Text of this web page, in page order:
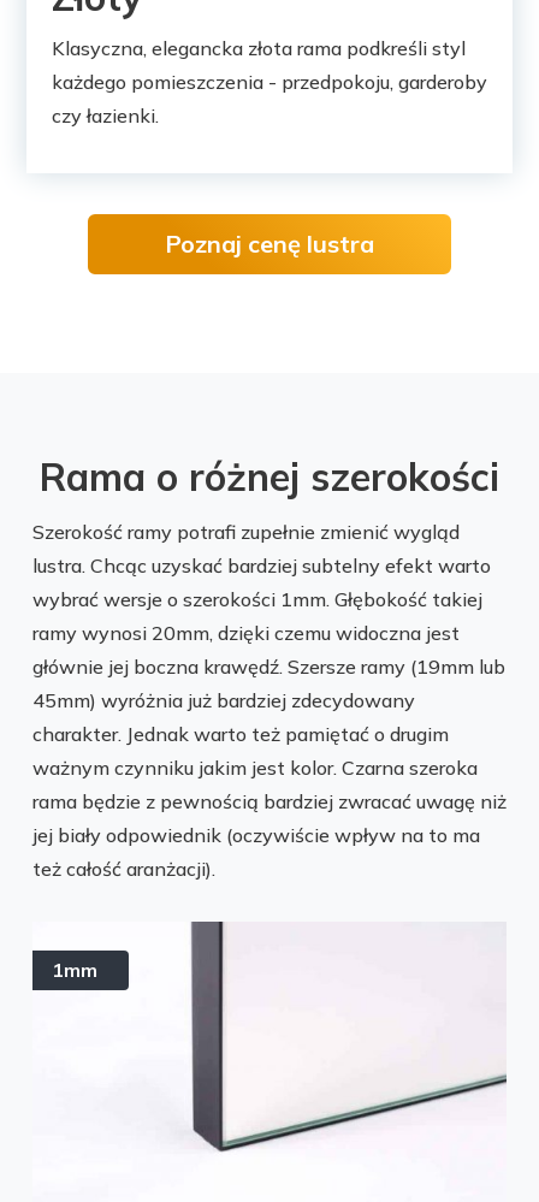
Klasyczna, elegancka złota rama podkreśli styl
każdego pomieszczenia - przedpokoju, garderoby
czy łazienki.
Poznaj cenę lustra
Rama o różnej szerokości
Szerokość ramy potrafi zupełnie zmienić wygląd
lustra. Chcąc uzyskać bardziej subtelny efekt warto
wybrać wersje o szerokości 1mm. Głębokość takiej
ramy wynosi 20mm, dzięki czemu widoczna jest
głównie jej boczna krawędź. Szersze ramy (19mm lub
45mm) wyróżnia już bardziej zdecydowany
charakter. Jednak warto też pamiętać o drugim
ważnym czynniku jakim jest kolor. Czarna szeroka
rama będzie z pewnością bardziej zwracać uwagę niż
jej biały odpowiednik (oczywiście wpływ na to ma
też całość aranżacji).
1mm